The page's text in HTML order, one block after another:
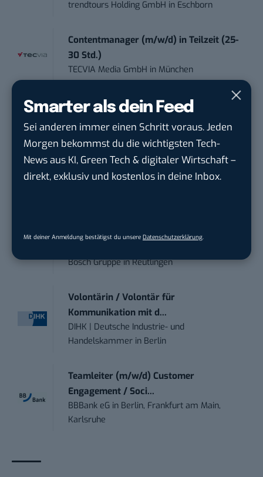
Smarter als dein Feed
Sei anderen immer einen Schritt voraus. Jeden
Morgen bekommst du die wichtigsten Tech-
News aus KI, Green Tech & digitaler Wirtschaft –
direkt, exklusiv und kostenlos in deine Inbox.
Mit deiner Anmeldung bestätigst du unsere Datenschutzerklärung
trendtours Holding GmbH in Eschborn
Contentmanager (m/w/d) in Teilzeit (25-
30 Std.)
TECVIA Media GmbH in München
Werkstudent (m/w/d) im Bereich
ALFIX GmbHinGroßschirma bei Freiberg
Mitarbeiter (m/w/d) Customer
Bosch GruppeinReutlingen
Volontärin / Volontär für
Kommunikation mit d...
DIHK | Deutsche Industrie- und
Handelskammer in Berlin
Teamleiter (m/w/d) Customer
Engagement / Soci...
BBBank eG in Berlin, Frankfurt am Main,
Karlsruhe